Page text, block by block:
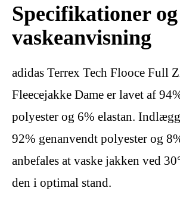
Specifikationer og
vaskeanvisning
adidas Terrex Tech Flooce Full
Fleecejakke Dame er lavet af
polyester og 6% elastan.
92% genanvendt polyester og
anbefales at vaske jakken ved
den i optimal stand.